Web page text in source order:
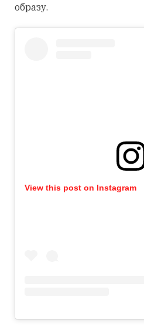
образу.
View this post on Instagram